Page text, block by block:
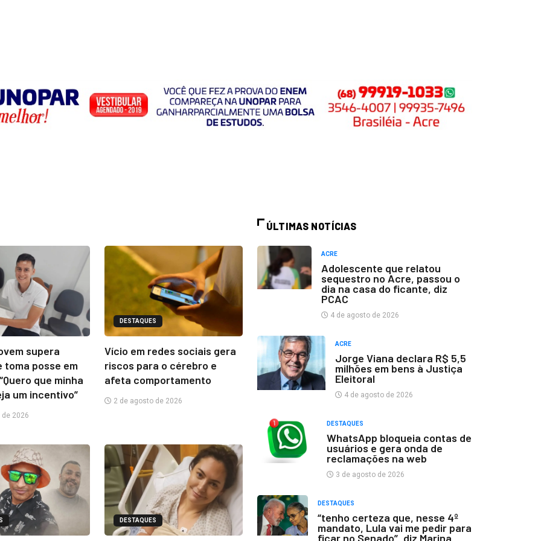
supera
toma posse em
que minha
um incentivo”
2026
DESTAQUES
Vício em redes sociais gera
riscos para o cérebro e
afeta comportamento
2 de agosto de 2026
DESTAQUES
ÚLTIMAS NOTÍCIAS
ACRE
Adolescente que relatou
sequestro no Acre, passou o
dia na casa do ficante, diz
PCAC
4 de agosto de 2026
ACRE
Jorge Viana declara R$ 5,5
milhões em bens à Justiça
Eleitoral
4 de agosto de 2026
DESTAQUES
WhatsApp bloqueia contas de
usuários e gera onda de
reclamações na web
3 de agosto de 2026
DESTAQUES
“tenho certeza que, nesse 4º
mandato, Lula vai me pedir para
ficar no Senado”, diz Marina